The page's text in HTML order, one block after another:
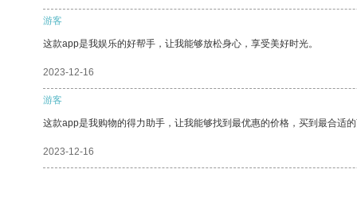
游客
这款app是我娱乐的好帮手，让我能够放松身心，享受美好时光。
2023-12-16
游客
这款app是我购物的得力助手，让我能够找到最优惠的价格，买到最合适的
2023-12-16